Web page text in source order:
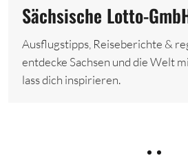
Sächsische Lotto-
Ausflugstipps, Reiseberichte &
entdecke Sachsen und die Welt
lass dich inspirieren.